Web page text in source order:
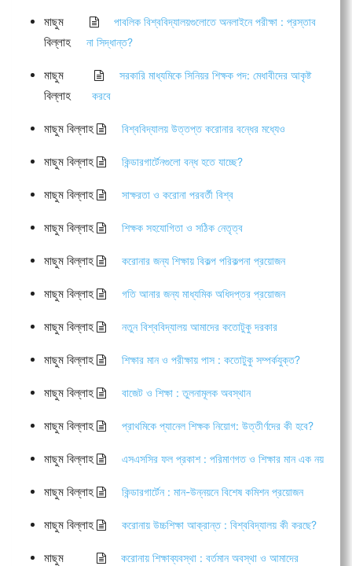
মাছুম
বিল্লাহ
পাবলিক বিশ্ববিদ্যালয়গুলোতে অনলাইনে পরীক্ষা : প্রস্তাব
না সিদ্ধান্ত?
মাছুম
বিল্লাহ
সরকারি মাধ্যমিকে সিনিয়র শিক্ষক পদ: মেধাবীদের আকৃষ্ট
করবে
মাছুম বিল্লাহ বিশ্ববিদ্যালয় উত্তপ্ত করোনার বন্ধের মধ্যেও
মাছুম বিল্লাহ কিন্ডারগার্টেনগুলো বন্ধ হতে যাচ্ছে?
মাছুম বিল্লাহ সাক্ষরতা ও করোনা পরবর্তী বিশ্ব
মাছুম বিল্লাহ শিক্ষক সহযোগিতা ও সঠিক নেতৃত্ব
মাছুম বিল্লাহ করোনার জন্য শিক্ষায় বিকল্প পরিকল্পনা প্রয়োজন
মাছুম বিল্লাহ গতি আনার জন্য মাধ্যমিক অধিদপ্তর প্রয়োজন
মাছুম বিল্লাহ নতুন বিশ্ববিদ্যালয় আমাদের কতোটুকু দরকার
মাছুম বিল্লাহ শিক্ষার মান ও পরীক্ষায় পাস : কতোটুকু সম্পর্কযুক্ত?
মাছুম বিল্লাহ বাজেট ও শিক্ষা : তুলনামূলক অবস্থান
মাছুম বিল্লাহ প্রাথমিকে প্যানেল শিক্ষক নিয়োগ: উত্তীর্ণদের কী হবে?
মাছুম বিল্লাহ এসএসসির ফল প্রকাশ : পরিমাণগত ও শিক্ষার মান এক নয়
মাছুম বিল্লাহ কিন্ডারগার্টেন : মান-উন্নয়নে বিশেষ কমিশন প্রয়োজন
মাছুম বিল্লাহ করোনায় উচ্চশিক্ষা আক্রান্ত : বিশ্ববিদ্যালয় কী করছে?
মাছুম
করোনায় শিক্ষাব্যবস্থা : বর্তমান অবস্থা ও আমাদের